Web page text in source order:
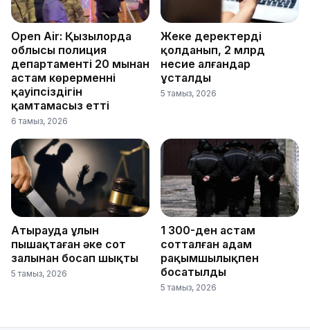
Open Air: Қызылорда
облысы полиция
департаменті 20 мыңнан
астам көрерменнің
қауіпсіздігін
қамтамасыз етті
6 тамыз, 2026
Жеке деректерді
қолданып, 2 млрд
несие алғандар
ұсталды
5 тамыз, 2026
Атырауда ұлын
пышақтаған әке сот
залынан босап шықты
5 тамыз, 2026
1 300-ден астам
сотталған адам
рақымшылықпен
босатылды
5 тамыз, 2026